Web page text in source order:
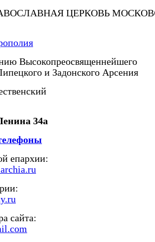
ЦЕРКОВЬ
Высокопреосвященнейшего
и Задонского Арсения
34а
епархии:
сайта: